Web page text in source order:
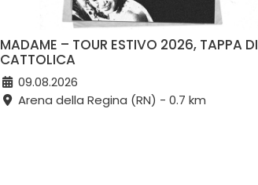
MADAME – TOUR ESTIVO 2026, TAPPA DI
CATTOLICA
09.08.2026
Arena della Regina (RN) - 0.7 km